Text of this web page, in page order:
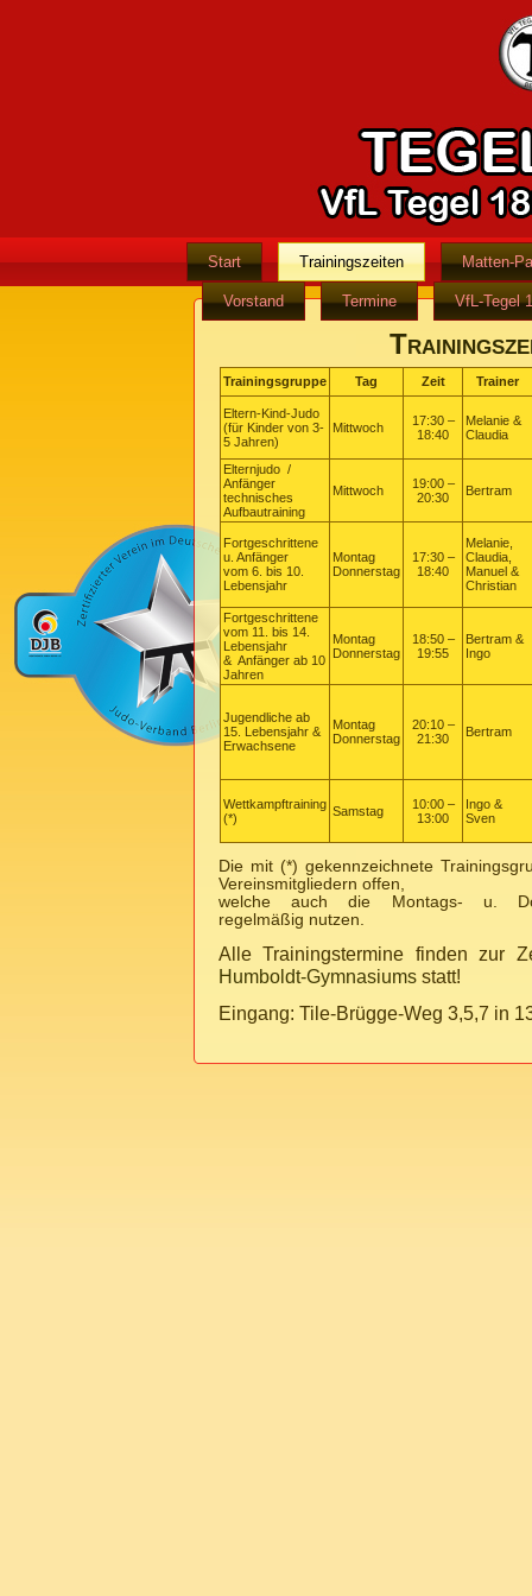
Start Trainingszeiten Matten-
Vorstand Termine VfL-Tegel
Trainingsgruppe Tag Zeit Trainer
Eltern-Kind-Judo
(für Kinder von 3-
5 Jahren)
Mittwoch
17:30 –
18:40
Melanie &
Claudia
Elternjudo /
Anfänger
technisches
Aufbautraining
Mittwoch
19:00 –
20:30
Bertram
Fortgeschrittene
u. Anfänger
vom 6. bis 10.
Lebensjahr
Montag
Donnerstag
17:30 –
18:40
Melanie,
Claudia,
Manuel &
Christian
Fortgeschrittene
vom 11. bis 14.
Lebensjahr
& Anfänger ab 10
Jahren
Montag
Donnerstag
18:50 –
19:55
Bertram &
Ingo
Jugendliche ab
15. Lebensjahr &
Erwachsene
Montag
Donnerstag
20:10 –
21:30
Bertram
Wettkampftraining
(*)
Samstag
10:00 –
13:00
Ingo &
Sven
Die mit (*) gekennzeichnete
Vereinsmitgliedern offen,
welche auch die Montags- u.
regelmäßig nutzen.
Alle Trainingstermine finden zur
Humboldt-Gymnasiums statt!
Eingang: Tile-Brügge-Weg 3,5,7 in